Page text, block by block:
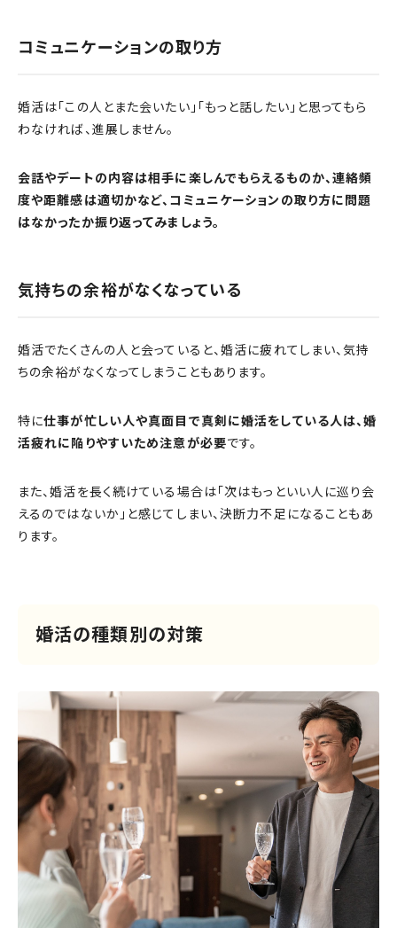
コミュニケーションの取り方
婚活は「この人とまた会いたい」「もっと話したい」と思ってもら
わなければ、進展しません。
会話やデートの内容は相手に楽しんでもらえるものか、連絡頻
度や距離感は適切かなど、コミュニケーションの取り方に問題
はなかったか振り返ってみましょう。
気持ちの余裕がなくなっている
婚活でたくさんの人と会っていると、婚活に疲れてしまい、気持
ちの余裕がなくなってしまうこともあります。
特に仕事が忙しい人や真面目で真剣に婚活をしている人は、婚
活疲れに陥りやすいため注意が必要です。
また、婚活を長く続けている場合は「次はもっといい人に巡り会
えるのではないか」と感じてしまい、決断力不足になることもあ
ります。
婚活の種類別の対策